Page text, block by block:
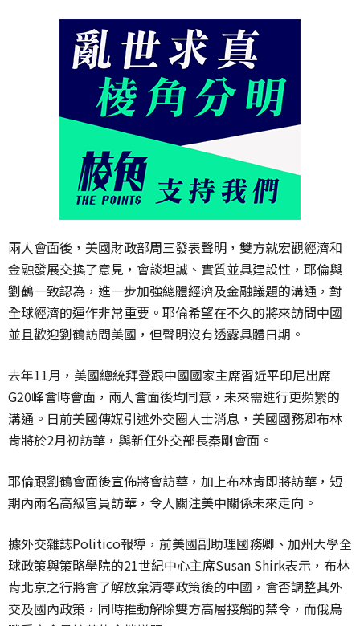
兩人會面後，美國財政部周三發表聲明，雙方就宏觀經濟和
金融發展交換了意見，會談坦誠、實質並具建設性，耶倫與
劉鶴一致認為，進一步加強總體經濟及金融議題的溝通，對
全球經濟的運作非常重要。耶倫希望在不久的將來訪問中國
並且歡迎劉鶴訪問美國，但聲明沒有透露具體日期。
去年11月，美國總統拜登跟中國國家主席習近平印尼出席
G20峰會時會面，兩人會面後均同意，未來需進行更頻䌓的
溝通。日前美國傳媒引述外交圈人士消息，美國國務卿布林
肯將於2月初訪華，與新任外交部長秦剛會面。
耶倫跟劉鶴會面後宣佈將會訪華，加上布林肯即將訪華，短
期內兩名高級官員訪華，令人關注美中關係未來走向。
據外交雜誌Politico報導，前美國副助理國務卿、加州大學全
球政策與策略學院的21世紀中心主席Susan Shirk表示，布林
肯北京之行將會了解放棄清零政策後的中國，會否調整其外
交及國內政策，同時推動解除雙方高層接觸的禁令，而俄烏